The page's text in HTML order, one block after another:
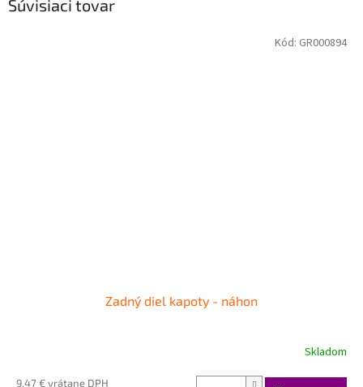
Súvisiaci tovar
Zadný diel kapoty - náhon
Skladom
9,47 € vrátane DPH
Kód: GR000894